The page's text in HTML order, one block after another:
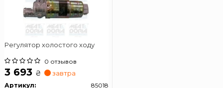
Регулятор холостого ходу
0 отзывов
3 693 ₴ завтра
Артикул:
85018